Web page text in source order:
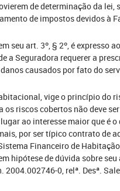
de determinação da lei,
de impostos devidos à
seu art. 3º, § 2º, é
a Seguradora requerer a
causados por fato do
vige o princípio do
riscos cobertos não deve
ao interesse maior que é
por ser típico contrato de
Financeiro de
hipótese de dúvida sobre
2004.002746-0, relª. Desª.